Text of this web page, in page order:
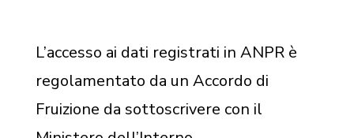
L’accesso ai dati registrati in ANPR è
regolamentato da un Accordo di
Fruizione da sottoscrivere con il